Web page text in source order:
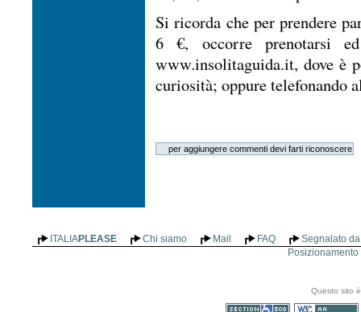
Si ricorda che per prendere
6 €, occorre prenotarsi
www.insolitaguida.it, dove è
curiosità; oppure telefonando
ITALIAPLEASE Chi siamo Mail FAQ
Segnalato
Questo sito